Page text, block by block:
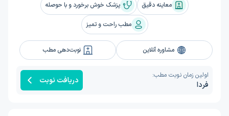
معاینه دقیق پزشک خوش برخورد و با حوصله
مطب راحت و تمیز
مشاوره آنلاین نوبت‌دهی مطب
اولین زمان نوبت مطب:
فردا دریافت نوبت